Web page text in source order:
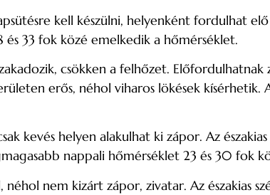
kell készülni, helyenként fordulhat
33 fok közé emelkedik a hőmérséklet.
csökken a felhőzet.
erős, néhol viharos lökések kísérhetik.
kevés helyen alakulhat ki zápor. Az
nappali hőmérséklet 23 és 30 fok
nem kizárt zápor, zivatar. Az északias